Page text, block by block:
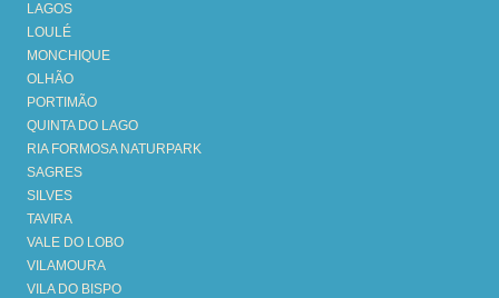
LAGOS
LOULÉ
MONCHIQUE
OLHÃO
PORTIMÃO
QUINTA DO LAGO
RIA FORMOSA NATURPARK
SAGRES
SILVES
TAVIRA
VALE DO LOBO
VILAMOURA
VILA DO BISPO